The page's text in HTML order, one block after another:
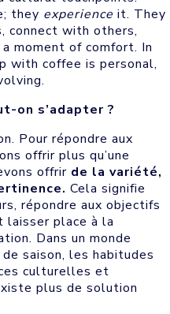
they experience it. They
connect with others,
moment of comfort. In
with coffee is personal,
on s’adapter ?
Pour répondre aux
offrir plus qu’une
offrir de la variété,
Cela signifie
répondre aux objectifs
place à la
Dans un monde
saison, les habitudes
culturelles et
plus de solution